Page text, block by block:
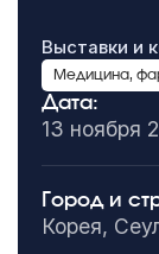
Выставки и
Медицина,
Дата:
13 ноября
Город и
Корея,